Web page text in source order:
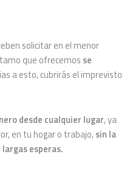
solicitar en el menor
que ofrecemos se
a esto, cubrirás el imprevisto
desde cualquier lugar, ya
en tu hogar o trabajo,sin la
esperas.